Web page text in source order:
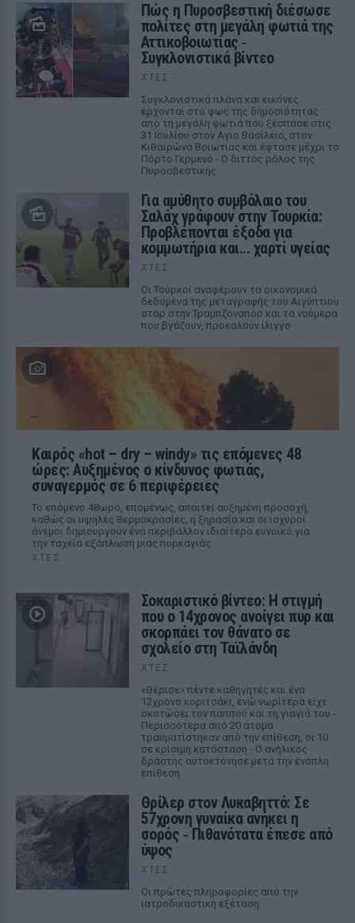
Πώς η Πυροσβεστική διέσωσε
πολίτες στη μεγάλη φωτιά της
Αττικοβοιωτίας ‑
Συγκλονιστικά βίντεο
ΧΤΕΣ
Συγκλονιστικά πλάνα και εικόνες
έρχονται στο φως της δημοσιότητας
από τη μεγάλη φωτιά που ξέσπασε στις
31 Ιουλίου στον Αγιο Βασίλειο, στον
Κιθαιρώνα Βοιωτίας και έφτασε μέχρι το
Πόρτο Γερμενό - Ο διττός ρόλος της
Πυροσβεστικής
Για αμύθητο συμβόλαιο του
Σαλάχ γράφουν στην Τουρκία:
Προβλέπονται έξοδα για
κομμωτήρια και... χαρτί υγείας
ΧΤΕΣ
Οι Τούρκοί αναφέρουν τα οικονομικά
δεδομένα της μεταγραφής του Αιγύπτιου
σταρ στην Τραμπζονσπόρ και τα νούμερα
που βγάζουν, προκαλούν ίλιγγο
Καιρός «hot – dry – windy» τις επόμενες 48
ώρες: Αυξημένος ο κίνδυνος φωτιάς,
συναγερμός σε 6 περιφέρειες
Το επόμενο 48ωρο, επομένως, απαιτεί αυξημένη προσοχή,
καθώς οι υψηλές θερμοκρασίες, η ξηρασία και οι ισχυροί
άνεμοι δημιουργούν ένα περιβάλλον ιδιαίτερα ευνοϊκό για
την ταχεία εξάπλωση μιας πυρκαγιάς
ΧΤΕΣ
Σοκαριστικό βίντεο: Η στιγμή
που ο 14χρονος ανοίγει πυρ και
σκορπάει τον θάνατο σε
σχολείο στη Ταϊλάνδη
ΧΤΕΣ
«Θέρισε» πέντε καθηγητές και ένα
12χρονο κοριτσάκι, ενώ νωρίτερα είχε
σκοτώσει τον παππού και τη γιαγιά του -
Περισσότερα από 20 άτομα
τραυματίστηκαν από την επίθεση, οι 10
σε κρίσιμη κατάσταση - Ο ανήλικος
δράστης αυτοκτόνησε μετά την ένοπλη
επίθεση
Θρίλερ στον Λυκαβηττό: Σε
57χρονη γυναίκα ανήκει η
σορός ‑ Πιθανότατα έπεσε από
ύψος
ΧΤΕΣ
Οι πρώτες πληροφορίες από την
ιατροδικαστική εξέταση